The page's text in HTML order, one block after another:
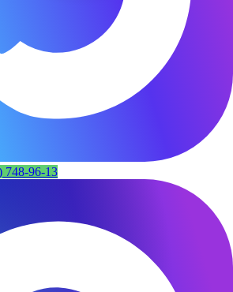
748-96-13